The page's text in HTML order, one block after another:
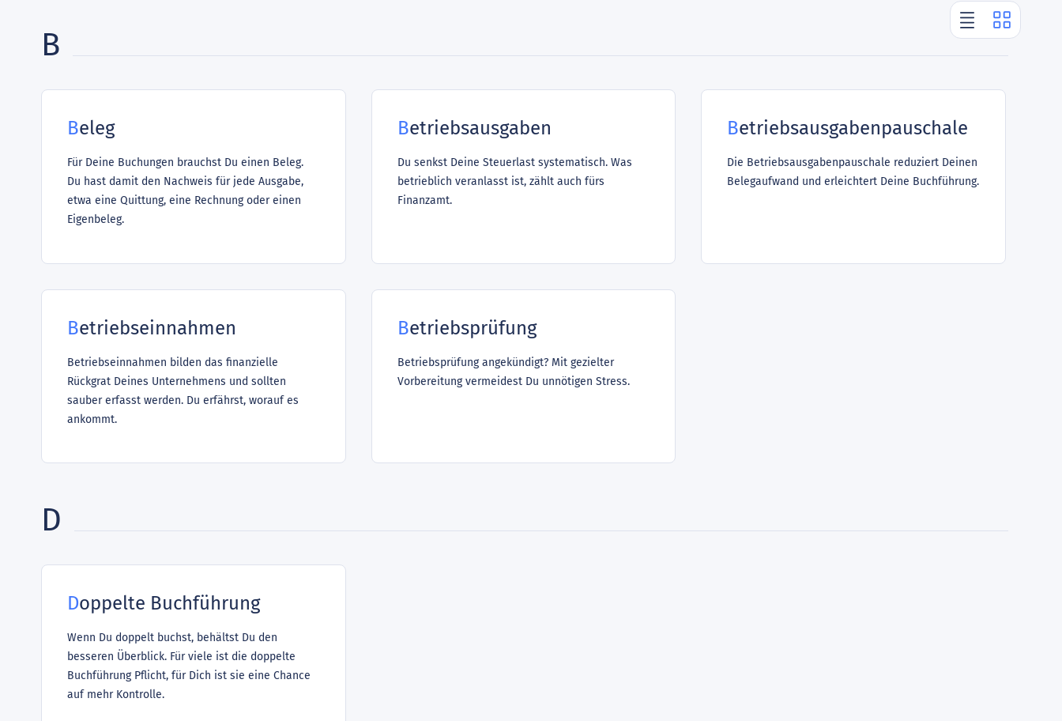
B
Beleg
Für Deine Buchungen brauchst Du einen Beleg.
Du hast damit den Nachweis für jede Ausgabe,
etwa eine Quittung, eine Rechnung oder einen
Eigenbeleg.
Betriebsausgaben
Du senkst Deine Steuerlast systematisch. Was
betrieblich veranlasst ist, zählt auch fürs
Finanzamt.
Betriebsausgabenpauschale
Die Betriebsausgabenpauschale reduziert Deinen
Belegaufwand und erleichtert Deine Buchführung.
Betriebseinnahmen
Betriebseinnahmen bilden das finanzielle
Rückgrat Deines Unternehmens und sollten
sauber erfasst werden. Du erfährst, worauf es
ankommt.
Betriebsprüfung
Betriebsprüfung angekündigt? Mit gezielter
Vorbereitung vermeidest Du unnötigen Stress.
D
Doppelte Buchführung
Wenn Du doppelt buchst, behältst Du den
besseren Überblick. Für viele ist die doppelte
Buchführung Pflicht, für Dich ist sie eine Chance
auf mehr Kontrolle.